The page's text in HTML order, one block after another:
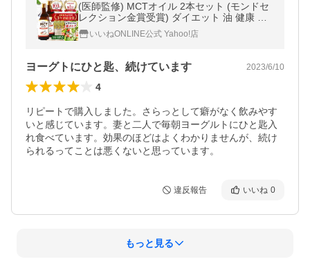
(医師監修) MCTオイル 2本セット (モンドセ
レクション金賞受賞) ダイエット 油 健康 中
鎖脂肪酸油 バターコーヒー 糖質ゼロ 糖質制
限ダイエット 送料無料 450g
いいねONLINE公式 Yahoo!店
ヨーグトにひと匙、続けています 2023/6/10
4
リピートで購入しました。さらっとして癖がなく飲みやす
いと感じています。妻と二人で毎朝ヨーグルトにひと匙入
れ食べています。効果のほどはよくわかりませんが、続け
られるってことは悪くないと思っています。
違反報告 いいね 0
もっと見る